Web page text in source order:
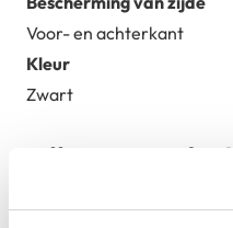
Voor- en achterkant
Kleur
Zwart
Alles over
S23 FE